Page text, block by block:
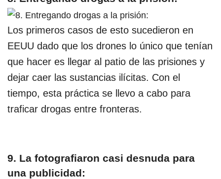
Los primeros casos de esto sucedieron en
EEUU dado que los drones lo único que tenían
que hacer es llegar al patio de las prisiones y
dejar caer las sustancias ilícitas. Con el
tiempo, esta práctica se llevo a cabo para
traficar drogas entre fronteras.
9. La fotografiaron casi desnuda para
una publicidad: